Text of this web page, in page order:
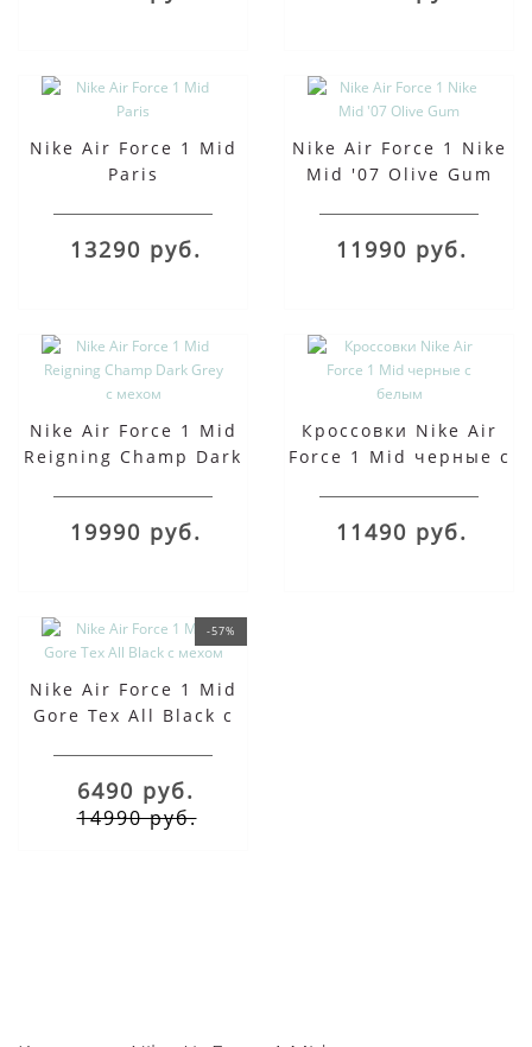
Nike Air Force 1 Mid
Paris
13290 руб.
Nike Air Force 1 Nike
Mid '07 Olive Gum
11990 руб.
Nike Air Force 1 Mid
Reigning Champ Dark
19990 руб.
Кроссовки Nike Air
Force 1 Mid черные с
11490 руб.
-57%
Nike Air Force 1 Mid
Gore Tex All Black с
6490 руб.
14990 руб.